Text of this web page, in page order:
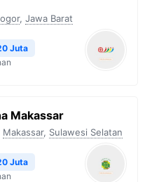
, Jawa Barat
Juta
Makassar
Makassar, Sulawesi Selatan
Juta